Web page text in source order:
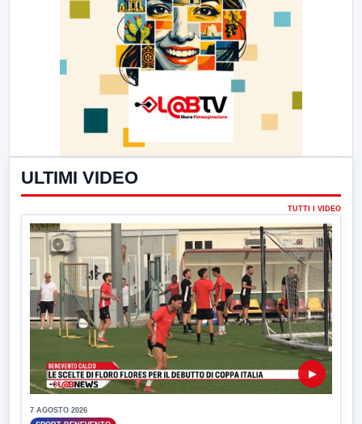
ULTIMI VIDEO
TUTTI I VIDEO
▶
7 AGOSTO 2026